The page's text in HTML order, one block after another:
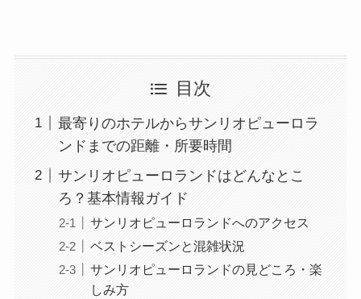
目次
最寄りのホテルからサンリオピューロラ
ンドまでの距離・所要時間
サンリオピューロランドはどんなとこ
ろ？基本情報ガイド
サンリオピューロランドへのアクセス
ベストシーズンと混雑状況
サンリオピューロランドの見どころ・楽
しみ方